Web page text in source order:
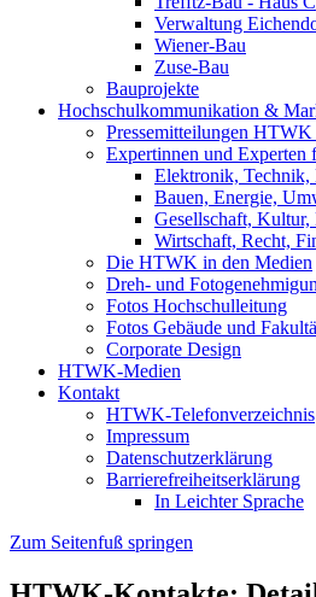
Verwaltung
Wiener-Bau
Zuse-Bau
Bauprojekte
Hochschulkommunikation &
Pressemitteilungen
Expertinnen und Experten
Elektronik, Technik,
Bauen, Energie,
Gesellschaft, Kultur,
Wirtschaft, Recht,
Die HTWK in den Medien
Dreh- und
Fotos Hochschulleitung
Fotos Gebäude und
Corporate Design
HTWK-Medien
Kontakt
HTWK-Telefonverzeichnis
Impressum
Datenschutzerklärung
Barrierefreiheitserklärung
In Leichter Sprache
Zum Seitenfuß springen